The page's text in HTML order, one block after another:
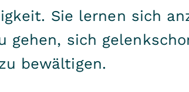
Sie lernen sich
gehen, sich
bewältigen.